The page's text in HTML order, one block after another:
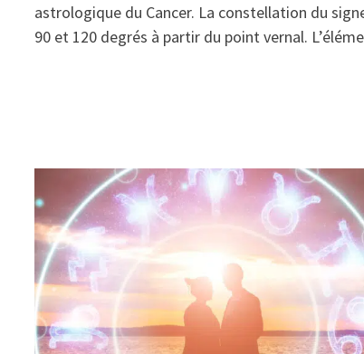
astrologique du Cancer. La constellation du
90 et 120 degrés à partir du point vernal.